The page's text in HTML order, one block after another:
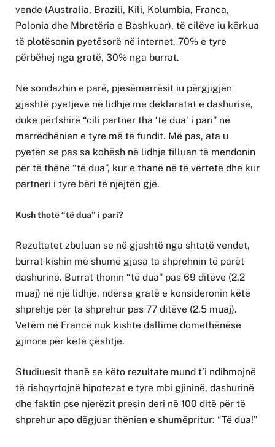
vende (Australia, Brazili, Kili, Kolumbia, Franca,
Polonia dhe Mbretëria e Bashkuar), të cilëve iu kërkua
të plotësonin pyetësorë në internet. 70% e tyre
përbëhej nga gratë, 30% nga burrat.
Në sondazhin e parë, pjesëmarrësit iu përgjigjën
gjashtë pyetjeve në lidhje me deklaratat e dashurisë,
duke përfshirë “cili partner tha ‘të dua’ i pari” në
marrëdhënien e tyre më të fundit. Më pas, ata u
pyetën se pas sa kohësh në lidhje filluan të mendonin
për të thënë “të dua”, kur e thanë në të vërtetë dhe kur
partneri i tyre bëri të njëjtën gjë.
Kush thotë “të dua” i pari?
Rezultatet zbuluan se në gjashtë nga shtatë vendet,
burrat kishin më shumë gjasa ta shprehnin të parët
dashurinë. Burrat thonin “të dua” pas 69 ditëve (2.2
muaj) në një lidhje, ndërsa gratë e konsideronin këtë
shprehje për ta shprehur pas 77 ditëve (2.5 muaj).
Vetëm në Francë nuk kishte dallime domethënëse
gjinore për këtë çështje.
Studiuesit thanë se këto rezultate mund t’i ndihmojnë
të rishqyrtojnë hipotezat e tyre mbi gjininë, dashurinë
dhe faktin pse njerëzit presin deri në 100 ditë për të
shprehur apo dëgjuar thënien e shumëpritur: “Të dua!”